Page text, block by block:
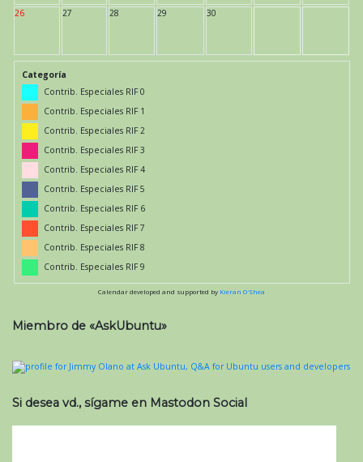
26 27 28 29 30
Categoría
Contrib. Especiales RIF 0
Contrib. Especiales RIF 1
Contrib. Especiales RIF 2
Contrib. Especiales RIF 3
Contrib. Especiales RIF 4
Contrib. Especiales RIF 5
Contrib. Especiales RIF 6
Contrib. Especiales RIF 7
Contrib. Especiales RIF 8
Contrib. Especiales RIF 9
Calendar developed and supported by Kieran O'Shea
Miembro de «AskUbuntu»
Si desea vd., sígame en Mastodon Social